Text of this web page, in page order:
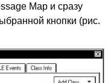
Map и сразу
кнопки (рис.